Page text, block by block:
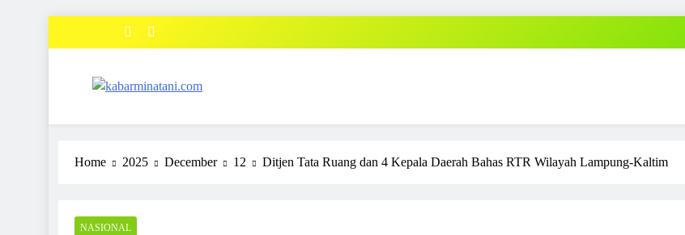
Home 2025 December 12 Ditjen Tata Ruang dan 4 Kepala Daerah Bahas RTR Wilayah Lampung-Kaltim
NASIONAL